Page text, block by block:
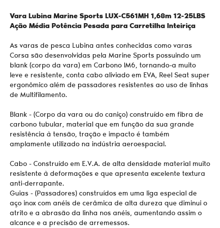
Vara Lubina Marine Sports LUX-C561MH 1,68m 12-25LBS
Ação Média Potência Pesada para Carretilha Inteiriça
As varas de pesca Lubina antes conhecidas como varas
Corsa são desenvolvidas pela Marine Sports possuindo um
blank (corpo da vara) em Carbono IM6, tornando-a muito
leve e resistente, conta cabo aliviado em EVA, Reel Seat super
ergonômico além de passadores resistentes ao uso de linhas
de Multifilamento.
Blank - (Corpo da vara ou do caniço) construído em fibra de
carbono tubular, material que em função da sua grande
resistência à tensão, tração e impacto é também
amplamente utilizado na indústria aeroespacial.
Cabo - Construído em E.V.A. de alta densidade material muito
resistente à deformações e que apresenta excelente textura
anti-derrapante.
Guias - (Passadores) construídos em uma liga especial de
aço inox com anéis de cerâmica de alta dureza que diminui o
atrito e a abrasão da linha nos anéis, aumentando assim o
alcance e a precisão de arremessos.